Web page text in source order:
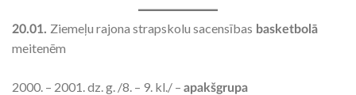
20.01. Ziemeļu rajona strapskolu sacensības basketbolā
meitenēm
2000. – 2001. dz. g. /8. – 9. kl./ – apakšgrupa